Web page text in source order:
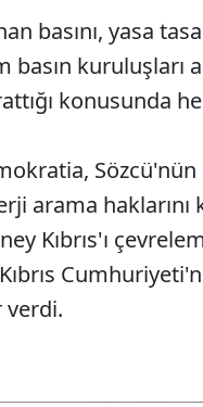
basını, yasa
basın kuruluşları
konusunda
arama haklarını
Kıbrıs'ı
verdi.